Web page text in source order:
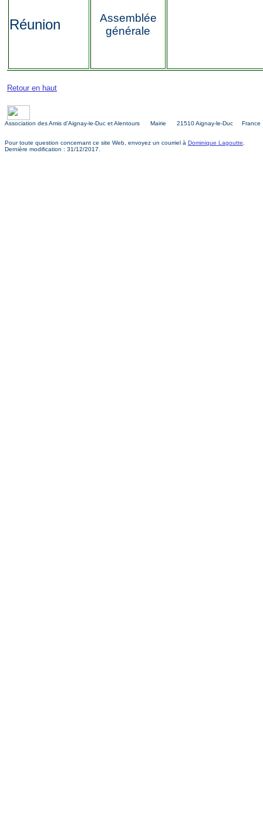
Réunion
Assemblée
générale
Retour en haut
Association des Amis d'Aignay-le-Duc et Alentours Mairie 21510 Aignay-le-Duc France
Pour toute question concernant ce site Web, envoyez un courriel à Dominique Lagoutte
Dernière modification : 31/12/2017.